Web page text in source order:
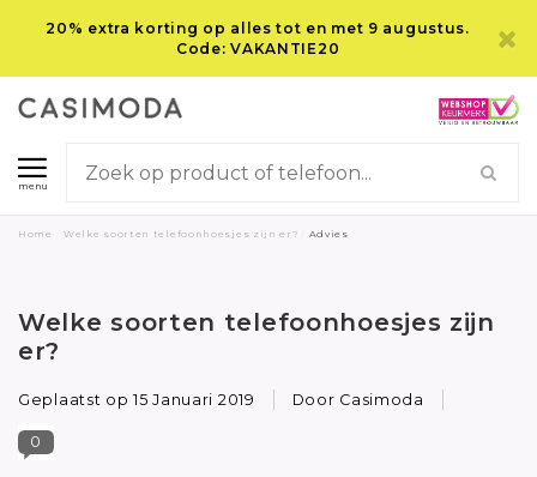
20% extra korting op alles tot en met 9 augustus.
Code: VAKANTIE20
menu
Home Welke soorten telefoonhoesjes zijn er? Advies
Welke soorten telefoonhoesjes zijn
er?
Geplaatst op15 Januari 2019 Door Casimoda
0